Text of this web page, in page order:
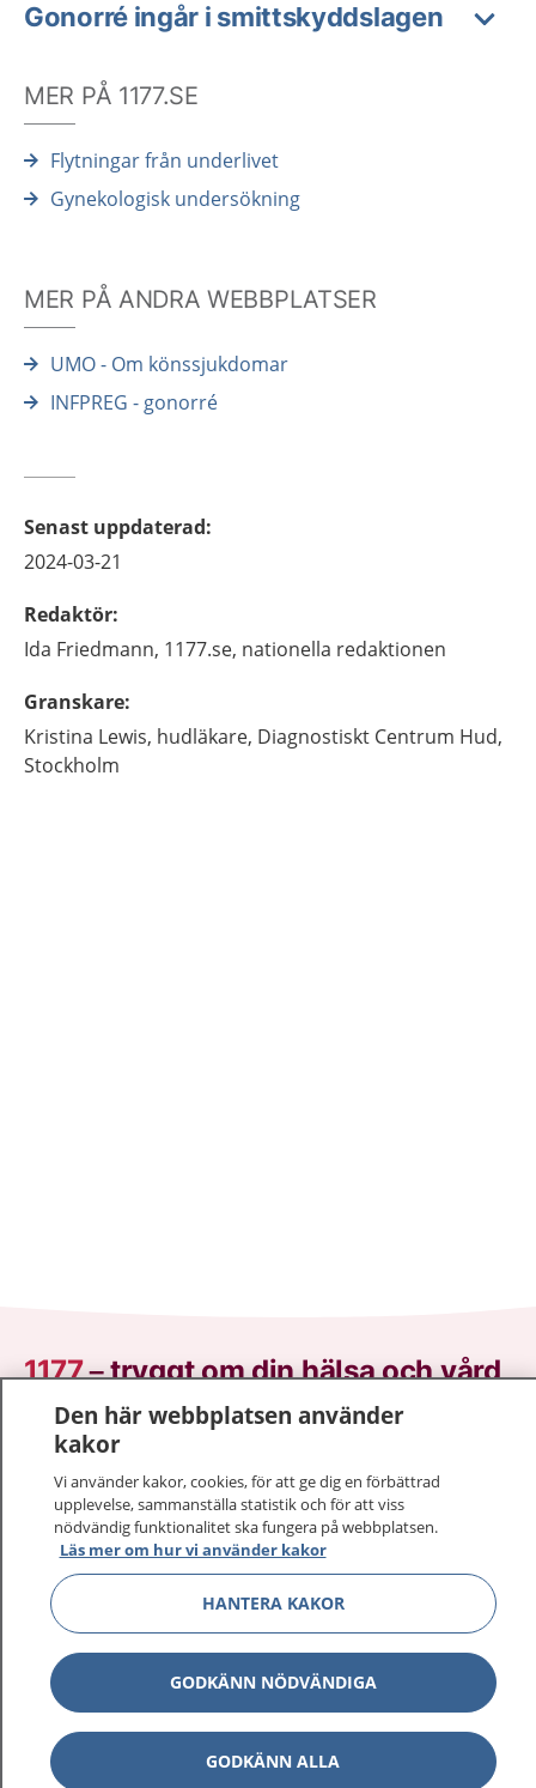
Gonorré ingår i smittskyddslagen
MER PÅ 1177.SE
Flytningar från underlivet
Gynekologisk undersökning
MER PÅ ANDRA WEBBPLATSER
UMO - Om könssjukdomar
INFPREG - gonorré
Senast uppdaterad:
2024-03-21
Redaktör:
Ida Friedmann, 1177.se, nationella redaktionen
Granskare:
Kristina Lewis, hudläkare, Diagnostiskt Centrum Hud,
Stockholm
1177–tryggt om din hälsa och vård
På 1177.se får du råd om hälsa och information om
sjukdomar och vilka mottagningar du kan kontakta.
Logga in för att läsa din journal och göra dina
vårdärenden. Ring telefonnummer 1177 för
sjukvårdsrådgivning dygnet runt.
1177 ger dig råd när du vill må bättre.
1177 på flera språk
Den här webbplatsen använder
kakor
Vi använder kakor, cookies, för att ge dig en förbättrad
upplevelse, sammanställa statistik och för att viss
nödvändig funktionalitet ska fungera på webbplatsen.
Läs mer om hur vi använder kakor
HANTERA KAKOR
GODKÄNN NÖDVÄNDIGA
GODKÄNN ALLA